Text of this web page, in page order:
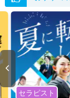
岡山県の臨床工学技
土日祝休・積極採
・クリニック ・
他の条件でも人気の
いただくか、お気軽
全国の臨床工学技士求
無料転職支援サービス
セラピスト